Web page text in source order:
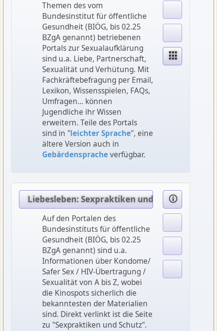
Themen des vom
Bundesinstitut für öffentliche
Gesundheit (BIÖG, bis 02.25
BZgA genannt) betriebenen
Portals zur Sexualaufklärung
sind u.a. Liebe, Partnerschaft,
Sexualität und Verhütung. Mit
Fachkräftebefragung per Email,
Lexikon, Wissensspielen, FAQs,
Umfragen... können
Jugendliche ihr Wissen
erweitern. Teile des Portals
sind in "leichter Sprache", eine
ältere Version auch in
Gebärdensprache verfügbar.
Liebesleben: Sexpraktiken und Schutz
Auf den Portalen des
Bundesinstituts für öffentliche
Gesundheit (BIÖG, bis 02.25
BZgA genannt) sind u.a.
Informationen über Kondome/
Safer Sex / HIV-Übertragung /
Sexualität von A bis Z, wobei
die Kinospots sicherlich die
bekanntesten der Materialien
sind. Direkt verlinkt ist die Seite
zu "Sexpraktiken und Schutz".